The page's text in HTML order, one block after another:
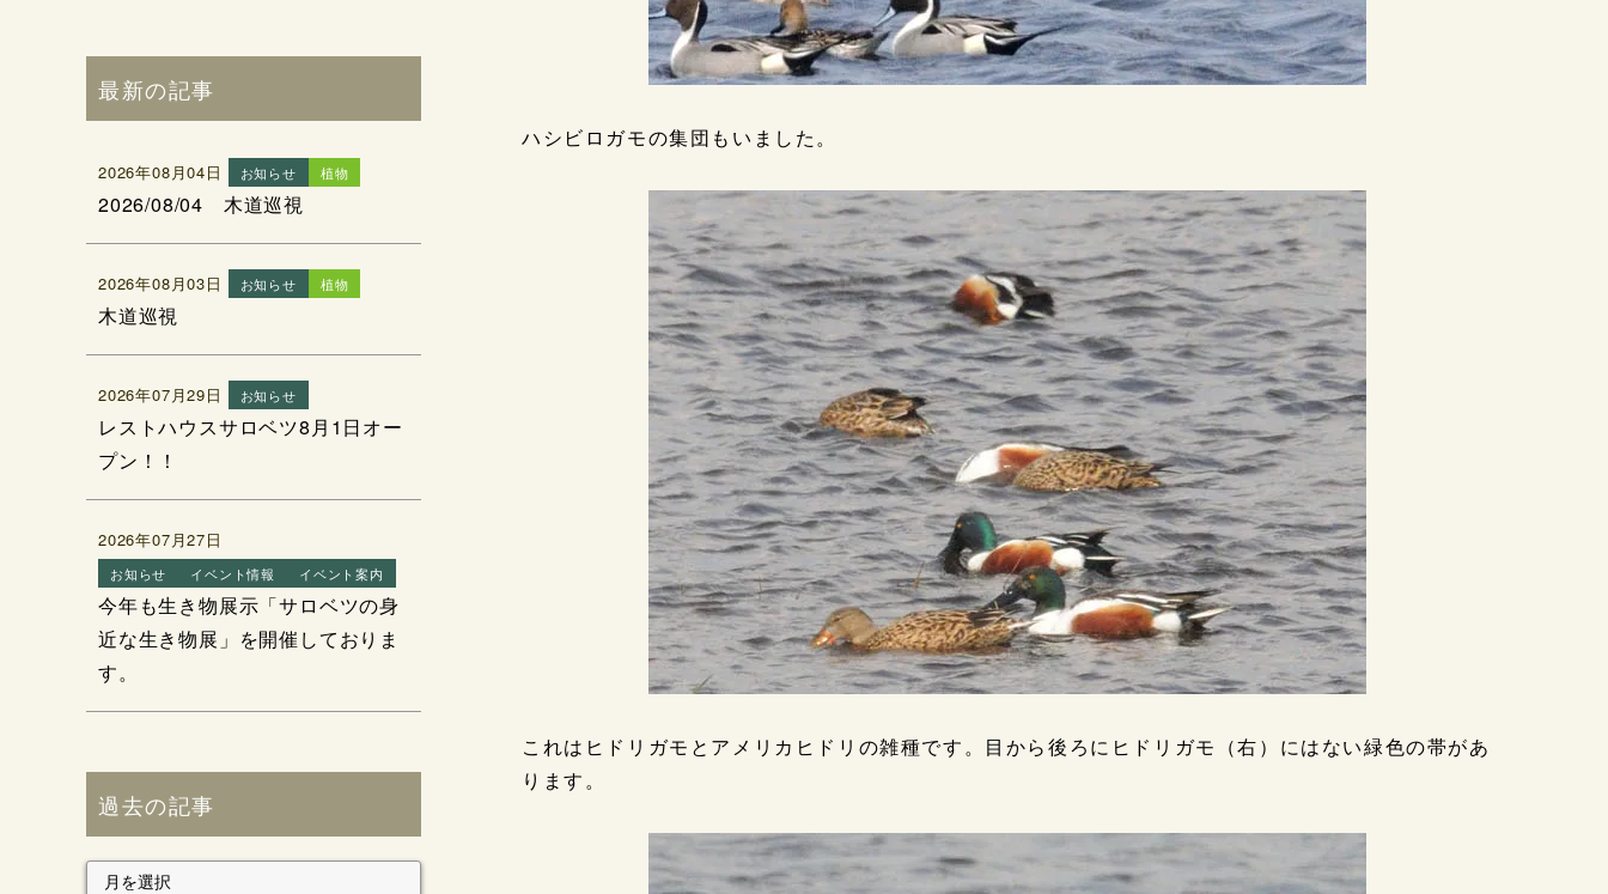
ハシビロガモの集団もいました。
これはヒドリガモとアメリカヒドリの雑種です。目から後ろにヒドリガモ（右）にはない緑色の帯があ
ります。
最新の記事
2026年08月04日 お知らせ 植物
2026/08/04 木道巡視
2026年08月03日 お知らせ 植物
木道巡視
2026年07月29日 お知らせ
レストハウスサロベツ8月1日オー
プン！！
2026年07月27日
お知らせ イベント情報 イベント案内
今年も生き物展示「サロベツの身
近な生き物展」を開催しておりま
す。
過去の記事